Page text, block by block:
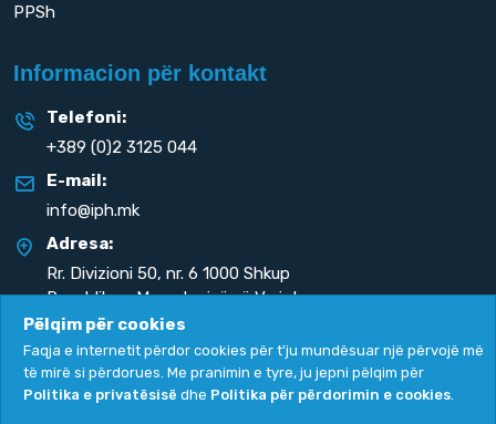
PPSh
Informacion për kontakt
Telefoni:
+389 (0)2 3125 044
E-mail:
info@iph.mk
Adresa:
Rr. Divizioni 50, nr. 6 1000 Shkup
Republika e Maqedonisë së Veriut
Politika e privatësisë Politika për përdorimin e cookies
Pëlqim për cookies
Faqja e internetit përdor cookies për t'ju mundësuar një përvojë më
të mirë si përdorues. Me pranimin e tyre, ju jepni pëlqim për
Politika e privatësisë dhe Politika për përdorimin e cookies.